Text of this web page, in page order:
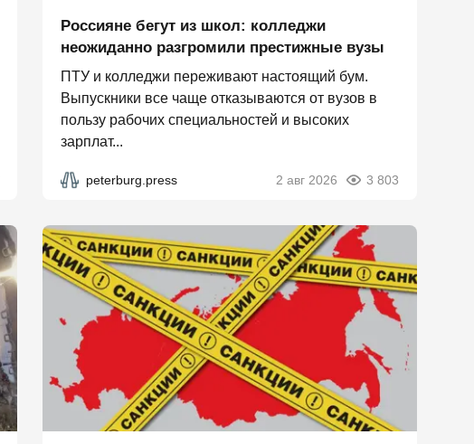
Россияне бегут из школ: колледжи
неожиданно разгромили престижные вузы
ПТУ и колледжи переживают настоящий бум.
Выпускники все чаще отказываются от вузов в
пользу рабочих специальностей и высоких
зарплат...
peterburg.press 2 авг 2026 3 803